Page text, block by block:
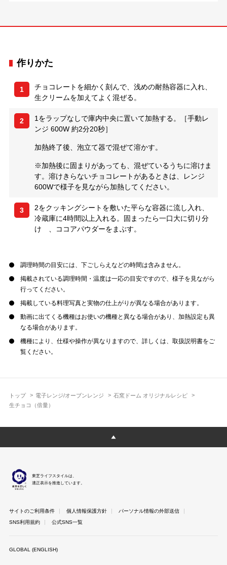
トップ 電子レンジ/オーブンレンジ
石窯ドーム オリジナルレシピ
生チョコ（倍量）
作りかた
1
チョコレートを細かく刻んで、浅めの耐熱容器に入れ、
生クリームを加えてよく混ぜる。
2
1をラップなしで庫内中央に置いて加熱する。［手動レ
ンジ 600W 約2分20秒］
加熱終了後、泡立て器で混ぜて溶かす。
※加熱後に固まりがあっても、混ぜているうちに溶けま
す。溶けきらないチョコレートがあるときは、レンジ
600Wで様子を見ながら加熱してください。
3
2をクッキングシートを敷いた平らな容器に流し入れ、
冷蔵庫に4時間以上入れる。固まったら一口大に切り分
け 、ココアパウダーをまぶす。
調理時間の目安には、下ごしらえなどの時間は含みません。
掲載されている調理時間・温度は一応の目安ですので、様子を見ながら
行ってください。
掲載している料理写真と実物の仕上がりが異なる場合があります。
動画に出てくる機種はお使いの機種と異なる場合があり、加熱設定も異
なる場合があります。
機種により、仕様や操作が異なりますので、詳しくは、取扱説明書をご
覧ください。
東芝ライフスタイルは、
適正表示を推進しています。
サイトのご利用条件 個人情報保護方針
パーソナル情報の外部送信
SNS利用規約
公式SNS一覧
GLOBAL (ENGLISH)